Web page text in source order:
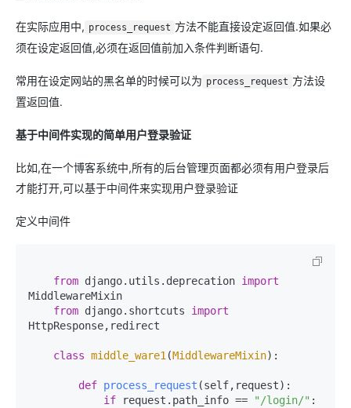
在实际应用中, process_request 方法不能直接设定返回值.如果必
须在设定返回值,必须在返回值前加入条件判断语句.
常用在设定网站的黑名单的时候可以为 process_request 方法设
置返回值.
基于中间件实现的简单用户登录验证
比如,在一个博客系统中,所有的后台管理页面都必须有用户登录后
才能打开,可以基于中间件来实现用户登录验证
定义中间件
from django.utils.deprecation import
MiddlewareMixin
from django.shortcuts import
HttpResponse,redirect
class middle_ware1 (MiddlewareMixin):
def process_request (self,request):
if request.path_info == "/login/" :